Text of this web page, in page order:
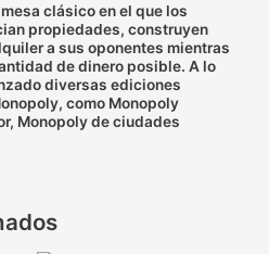
clásico en el que los
propiedades, construyen
a sus oponentes mientras
de dinero posible. A lo
diversas ediciones
como Monopoly
Monopoly de ciudades